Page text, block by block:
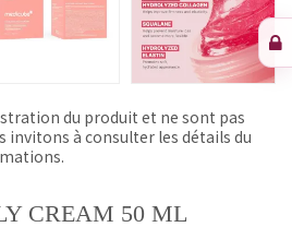
du produit et ne sont pas
invitons à consulter les détails du
CREAM 50 ML